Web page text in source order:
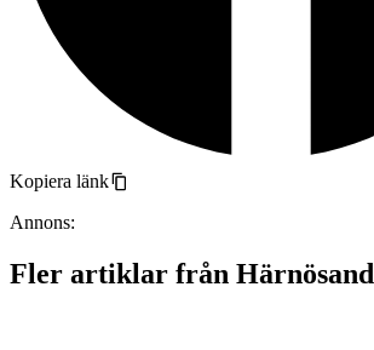
Kopiera länk
Annons:
Fler artiklar från Härnösand